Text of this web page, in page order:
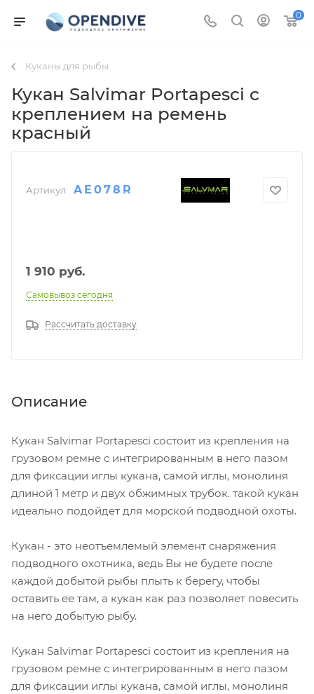
0
Куканы для рыбы
Кукан Salvimar Portapesci с
креплением на ремень
красный
Артикул: AE078R
1 910 руб.
Самовывоз сегодня
Рассчитать доставку
Описание
Кукан Salvimar Portapesci состоит из крепления на
грузовом ремне с интегрированным в него пазом
для фиксации иглы кукана, самой иглы, монолиня
длиной 1 метр и двух обжимных трубок. такой кукан
идеально подойдет для морской подводной охоты.
Кукан - это неотъемлемый элемент снаряжения
подводного охотника, ведь Вы не будете после
каждой добытой рыбы плыть к берегу, чтобы
оставить ее там, а кукан как раз позволяет повесить
на него добытую рыбу.
Кукан Salvimar Portapesci состоит из крепления на
грузовом ремне с интегрированным в него пазом
для фиксации иглы кукана, самой иглы, монолиня